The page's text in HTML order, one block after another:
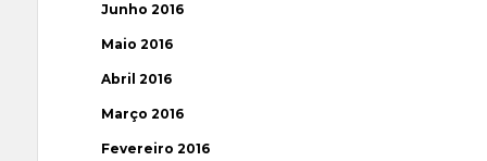
Junho 2016
Maio 2016
Abril 2016
Março 2016
Fevereiro 2016